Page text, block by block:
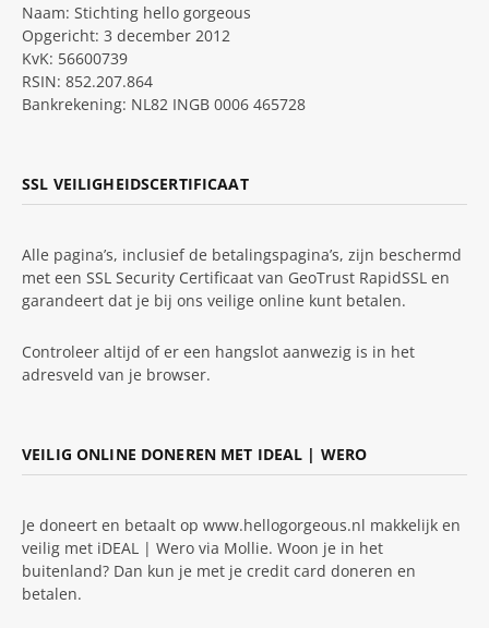
Naam: Stichting hello gorgeous
Opgericht: 3 december 2012
KvK: 56600739
RSIN: 852.207.864
Bankrekening: NL82 INGB 0006 465728
SSL VEILIGHEIDSCERTIFICAAT
Alle pagina’s, inclusief de betalingspagina’s, zijn beschermd
met een SSL Security Certificaat van GeoTrust RapidSSL en
garandeert dat je bij ons veilige online kunt betalen.
Controleer altijd of er een hangslot aanwezig is in het
adresveld van je browser.
VEILIG ONLINE DONEREN MET IDEAL | WERO
Je doneert en betaalt op www.hellogorgeous.nl makkelijk en
veilig met iDEAL | Wero via Mollie. Woon je in het
buitenland? Dan kun je met je credit card doneren en
betalen.